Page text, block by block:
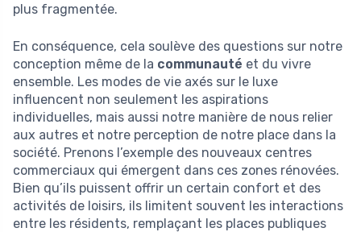
plus fragmentée.
En conséquence, cela soulève des questions sur notre
conception même de la communauté et du vivre
ensemble. Les modes de vie axés sur le luxe
influencent non seulement les aspirations
individuelles, mais aussi notre manière de nous relier
aux autres et notre perception de notre place dans la
société. Prenons l’exemple des nouveaux centres
commerciaux qui émergent dans ces zones rénovées.
Bien qu’ils puissent offrir un certain confort et des
activités de loisirs, ils limitent souvent les interactions
entre les résidents, remplaçant les places publiques